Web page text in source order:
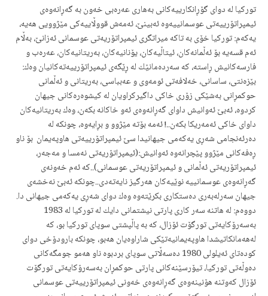
توركیا له‌ دوای گۆڕانكارییه‌كانی به‌هاری عه‌ره‌بی خه‌ون به‌ گه‌ڕانه‌وه‌ی
ئیمپراتۆرییه‌تی عوسمانییه‌وه‌ ئه‌بینێ، ئه‌مه‌ش قووڵاییه‌كی مێژوویی هه‌یه‌،
یه‌كه‌م: توركیا خۆی به‌ تاكه‌ میراتگری ئیمپراتۆریه‌تی عوسمانی ئه‌زانێ، به‌ڵام
ئه‌م قسه‌یه‌ بۆ ئه‌ڵمانه‌كان، ئیتاڵیه‌كان، یۆنانیه‌كان، به‌ریتانیه‌كان، عه‌ره‌ب و
فارسه‌كانیش ڕاسته‌، كه‌ سه‌رده‌مانێك له‌ ڕێگه‌ی ئیمپراتۆرییه‌ته‌كانیان وه‌ك:
بێزه‌نتی، ساسانی، خه‌لافه‌تی ئومه‌وی و عه‌بباسی، به‌ریتانی و ئه‌ڵمانی
حوكمڕانی به‌شێكی زۆری خاكی داگیركراویان له‌ كیشوه‌ره‌كانی جیهان
كردوه‌، ئه‌بێ ئه‌وانیش داوای گه‌ڕانه‌وه‌ی ئه‌و خاكانه‌ بكه‌ن، وه‌ك به‌ریتانیه‌كان
داوای خاكی ئه‌مه‌ریكا بكه‌ن..! ئه‌مه‌ بۆته‌ مێژوو و بڕایه‌وه‌، چونكه‌ له‌
ده‌رئه‌نجامی شه‌ڕی یه‌كه‌می جیهانیدا سێ ئیمپراتۆرییه‌تی هاوپه‌یمان ‌ بۆ ناو
ڕه‌فه‌كانی مێژوو پێچرانه‌وه ئه‌وانیش:(ئیمپراتۆریه‌تی نه‌مسا و مه‌جه‌ر،
ئیمپراتۆریه‌تی ئه‌ڵمانی و ئیمپراتۆریه‌تی عوسمانی)..كه‌ ئه‌م خه‌ونه‌ی
گه‌ڕانه‌وه‌ی عوسمانییه‌ نوێیه‌كان هه‌رگیز نایه‌ته‌دی..چونكه‌ ئه‌بێ نه‌خشه‌ی
جیهان سه‌رله‌به‌ری ده‌ستكاری بكرێته‌وه‌ وه‌ك دوای شه‌ڕی یه‌كه‌می جیهانی دا.
دووه‌م: له‌ هاتنه‌ سه‌ر كاری پارتی نیشتمانی دایك له‌ توركیا له‌ 1983
به‌سه‌رۆكایه‌تی تورگۆت ئۆزال، كه‌ به‌ پاڵپشتی سوپای توركیا بو، كه‌
له‌هه‌مانكاتیشدا هاوپه‌یمانیه‌تێكی شاراوه‌یان هه‌بو، چونكه‌ بارودۆخی دوای
كوده‌تای ئه‌یلولی 1980 ده‌سه‌ڵاتی سوپای بردبوه‌ ناو هه‌مو جومگه‌كانی
ده‌وڵه‌تی توركیا، تیۆرسێنه‌كانی پارتی حوكمڕان به‌سه‌رۆكایه‌تی تورگۆت
ئۆزال كه‌وتنه‌ هۆنینه‌وه‌ی گه‌ڕانه‌وه‌ی خه‌ونی ئیمپراتۆرییه‌تی عوسمانی